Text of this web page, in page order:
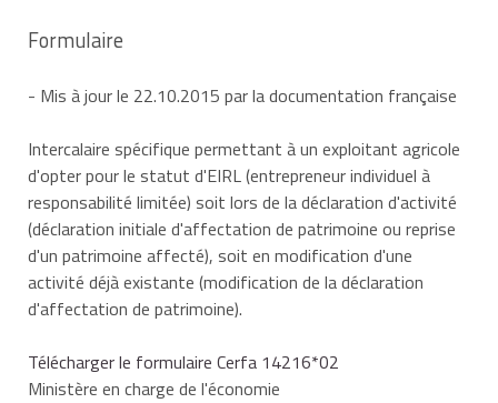
Formulaire
- Mis à jour le 22.10.2015 par la documentation française
Intercalaire spécifique permettant à un exploitant agricole
d'opter pour le statut d'EIRL (entrepreneur individuel à
responsabilité limitée) soit lors de la déclaration d'activité
(déclaration initiale d'affectation de patrimoine ou reprise
d'un patrimoine affecté), soit en modification d'une
activité déjà existante (modification de la déclaration
d'affectation de patrimoine).
Télécharger le formulaire Cerfa 14216*02
Ministère en charge de l'économie